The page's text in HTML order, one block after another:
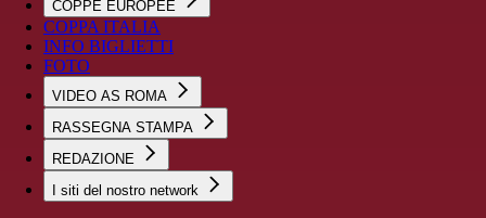
COPPE EUROPEE
COPPA ITALIA
INFO BIGLIETTI
FOTO
VIDEO AS ROMA
RASSEGNA STAMPA
REDAZIONE
I siti del nostro network